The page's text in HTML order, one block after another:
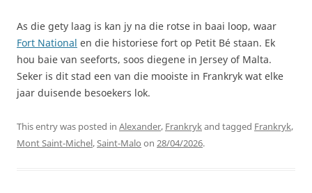
As die gety laag is kan jy na die rotse in baai loop, waar
Fort National en die historiese fort op Petit Bé staan. Ek
hou baie van seeforts, soos diegene in Jersey of Malta.
Seker is dit stad een van die mooiste in Frankryk wat elke
jaar duisende besoekers lok.
This entry was posted in Alexander, Frankrykand tagged Frankryk,
Mont Saint-Michel,Saint-Malo on 28/04/2026.